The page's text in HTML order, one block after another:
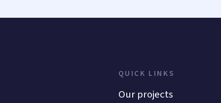
QUICK LINKS
Our projects